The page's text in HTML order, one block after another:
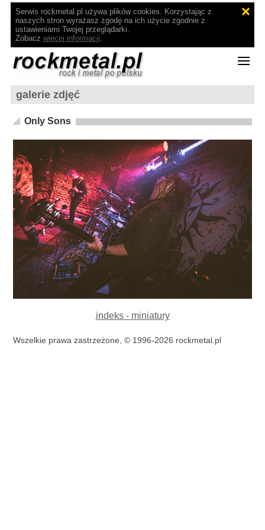
Serwis rockmetal.pl używa plików cookies. Korzystając z
naszych stron wyrażasz zgodę na ich użycie zgodnie z
ustawieniami Twojej przeglądarki.
Zobacz więcej informacji.
galerie zdjęć
Only Sons
indeks - miniatury
Wszelkie prawa zastrzeżone, © 1996-2026 rockmetal.pl